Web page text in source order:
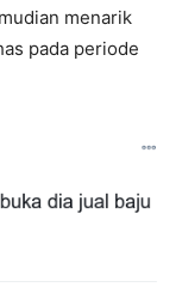
menarik
pada periode